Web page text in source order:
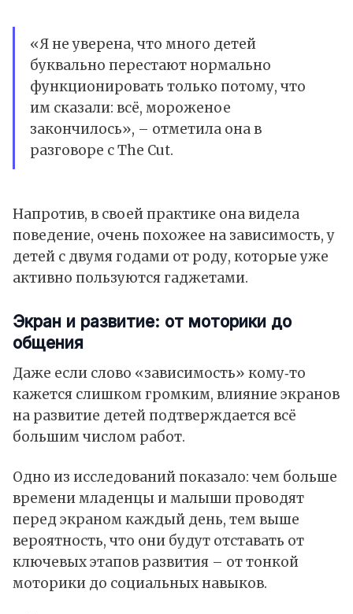
«Я не уверена, что много детей
буквально перестают нормально
функционировать только потому, что
им сказали: всё, мороженое
закончилось», – отметила она в
разговоре с The Cut.
Напротив, в своей практике она видела
поведение, очень похожее на зависимость, у
детей с двумя годами от роду, которые уже
активно пользуются гаджетами.
Экран и развитие: от моторики до
общения
Даже если слово «зависимость» кому‑то
кажется слишком громким, влияние экранов
на развитие детей подтверждается всё
большим числом работ.
Одно из исследований показало: чем больше
времени младенцы и малыши проводят
перед экраном каждый день, тем выше
вероятность, что они будут отставать от
ключевых этапов развития – от тонкой
моторики до социальных навыков.